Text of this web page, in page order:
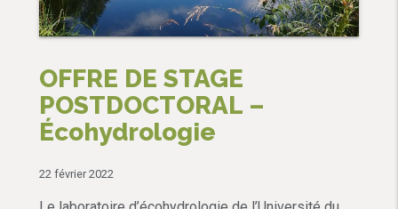
OFFRE DE STAGE
POSTDOCTORAL –
Écohydrologie
22 février 2022